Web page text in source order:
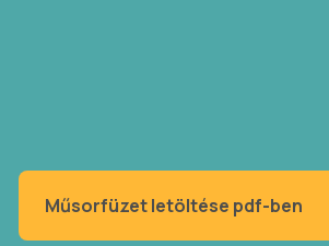
Műsorfüzet letöltése pdf-ben